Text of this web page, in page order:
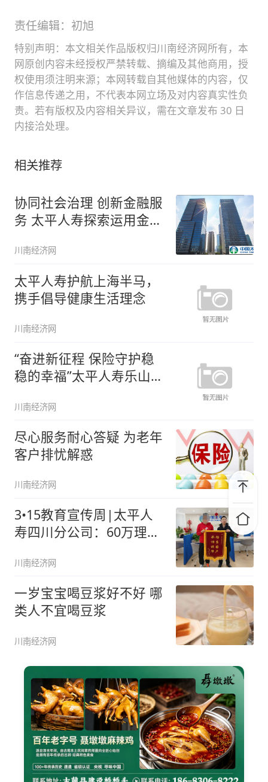
责任编辑：初旭
特别声明：本文相关作品版权归川南经济网所有，本
网原创内容未经授权严禁转载、摘编及其他商用，授
权使用须注明来源；本网转载自其他媒体的内容，仅
作信息传递之用，不代表本网立场及对内容真实性负
责。若有版权及内容相关异议，需在文章发布 30 日
内接洽处理。
相关推荐
协同社会治理 创新金融服
务 太平人寿探索运用金融
川南经济网
太平人寿护航上海半马，
携手倡导健康生活理念
川南经济网
“奋进新征程 保险守护稳
稳的幸福”太平人寿乐山中
川南经济网
尽心服务耐心答疑 为老年
客户排忧解惑
川南经济网
3•15教育宣传周|太平人
寿四川分公司：60万理赔
川南经济网
一岁宝宝喝豆浆好不好 哪
类人不宜喝豆浆
川南经济网